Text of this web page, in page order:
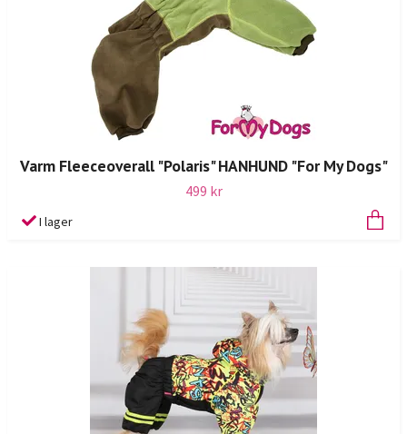
Varm Fleeceoverall "Polaris" HANHUND "For My Dogs"
499 kr
I lager